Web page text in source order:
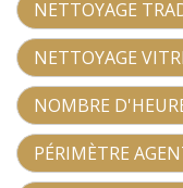
NETTOYAGE
NETTOYAGE
NOMBRE
PÉRIMÈTRE